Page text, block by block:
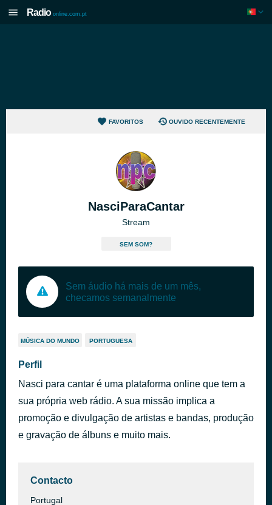
Radio online.com.pt
FAVORITOS OUVIDO RECENTEMENTE
NasciParaCantar
Stream
SEM SOM?
Sem áudio há mais de um mês,
checamos semanalmente
MÚSICA DO MUNDO PORTUGUESA
Perfil
Nasci para cantar é uma plataforma online que tem a
sua própria web rádio. A sua missão implica a
promoção e divulgação de artistas e bandas, produção
e gravação de álbuns e muito mais.
Contacto
Portugal